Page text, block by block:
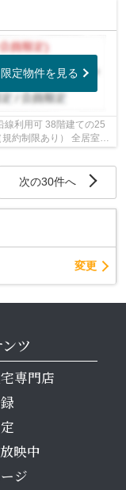
定物件を見る
利用可 38階建ての25
制限あり） 全居室6
次の30件へ
変更
ツ
専門店
映中
ジ